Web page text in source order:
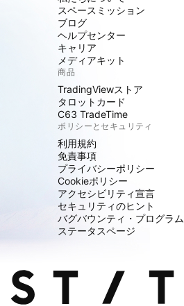
スペースミッション
ブログ
ヘルプセンター
キャリア
メディアキット
商品
TradingViewストア
タロットカード
C63 TradeTime
ポリシーとセキュリティ
利用規約
免責事項
プライバシーポリシー
Cookieポリシー
アクセシビリティ宣言
セキュリティのヒント
バグバウンティ・プログラム
ステータスページ